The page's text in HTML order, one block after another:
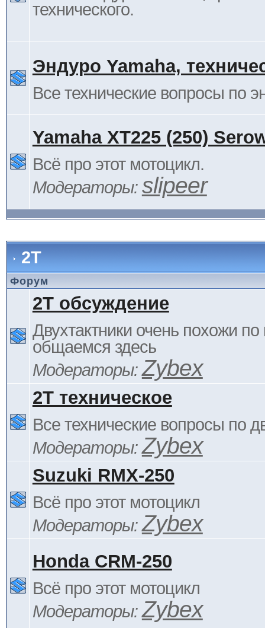
технического.
Эндуро Yamaha,
Все технические вопросы по
Yamaha XT225 (250)
Всё про этот мотоцикл.
Модераторы: slipeer
2Т
Форум
2Т обсуждение
Двухтактники очень похожи по
общаемся здесь
Модераторы:Zybex
2Т техническое
Все технические вопросы по
Модераторы:Zybex
Suzuki RMX-250
Всё про этот мотоцикл
Модераторы:Zybex
Honda CRM-250
Всё про этот мотоцикл
Модераторы:Zybex